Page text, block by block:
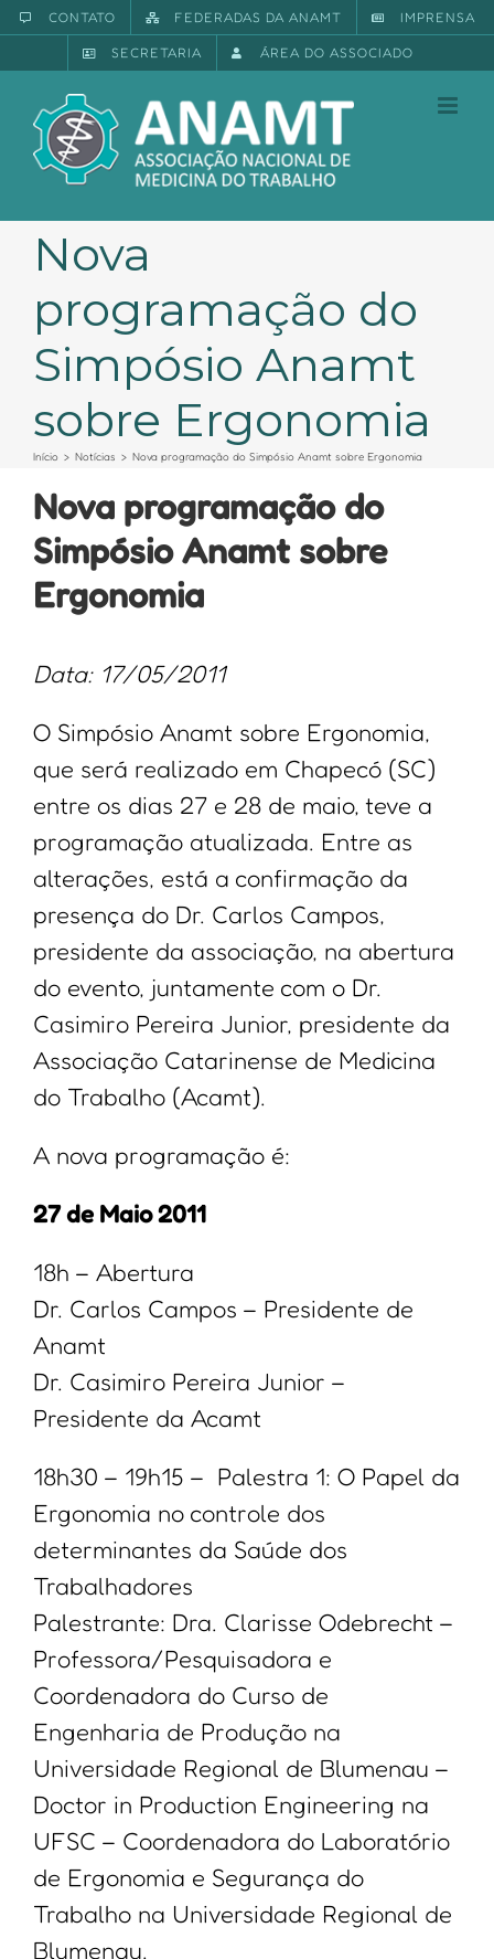
para
CONTATO FEDERADAS DA ANAMT IMPRENSA
SECRETARIA ÁREA DO ASSOCIADO
Nova
programação do
Simpósio Anamt
sobre Ergonomia
Início Notícias Nova programação do Simpósio Anamt sobre Ergonomia
Nova programação do
Simpósio Anamt sobre
Ergonomia
Data: 17/05/2011
O Simpósio Anamt sobre Ergonomia,
que será realizado em Chapecó (SC)
entre os dias 27 e 28 de maio, teve a
programação atualizada. Entre as
alterações, está a confirmação da
presença do Dr. Carlos Campos,
presidente da associação, na abertura
do evento, juntamente com o Dr.
Casimiro Pereira Junior, presidente da
Associação Catarinense de Medicina
do Trabalho (Acamt).
A nova programação é:
27 de Maio 2011
18h – Abertura
Dr. Carlos Campos – Presidente de
Anamt
Dr. Casimiro Pereira Junior –
Presidente da Acamt
18h30 – 19h15 – Palestra 1: O Papel da
Ergonomia no controle dos
determinantes da Saúde dos
Trabalhadores
Palestrante: Dra. Clarisse Odebrecht –
Professora/Pesquisadora e
Coordenadora do Curso de
Engenharia de Produção na
Universidade Regional de Blumenau –
Doctor in Production Engineering na
UFSC – Coordenadora do Laboratório
de Ergonomia e Segurança do
Trabalho na Universidade Regional de
Blumenau.